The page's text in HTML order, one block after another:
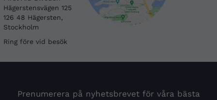
Hägerstensvägen 125
126 48 Hägersten,
Stockholm
Ring före vid besök
Prenumerera på nyhetsbrevet för våra bästa